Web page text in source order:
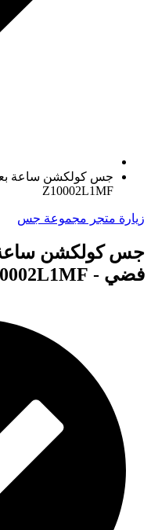
جس كولكشن ساعة
Z10002L1MF
زيارة متجر مجموعة جس
جس كولكشن ساعة
فضي - Z10002L1MF